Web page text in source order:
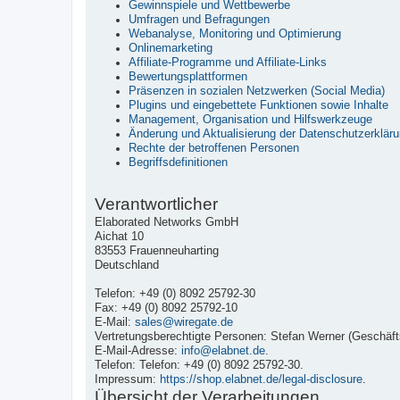
Gewinnspiele und Wettbewerbe
Umfragen und Befragungen
Webanalyse, Monitoring und Optimierung
Onlinemarketing
Affiliate-Programme und Affiliate-Links
Bewertungsplattformen
Präsenzen in sozialen Netzwerken (Social Media)
Plugins und eingebettete Funktionen sowie Inhalte
Management, Organisation und Hilfswerkzeuge
Änderung und Aktualisierung der
Rechte der betroffenen Personen
Begriffsdefinitionen
Verantwortlicher
Elaborated Networks GmbH
Aichat 10
83553 Frauenneuharting
Deutschland
Telefon: +49 (0) 8092 25792-30
Fax: +49 (0) 8092 25792-10
E-Mail: sales@wiregate.de
Vertretungsberechtigte Personen: Stefan Werner
E-Mail-Adresse: info@elabnet.de
Telefon: Telefon: +49 (0) 8092 25792-30.
Impressum: https://shop.elabnet.de/legal-disclosure